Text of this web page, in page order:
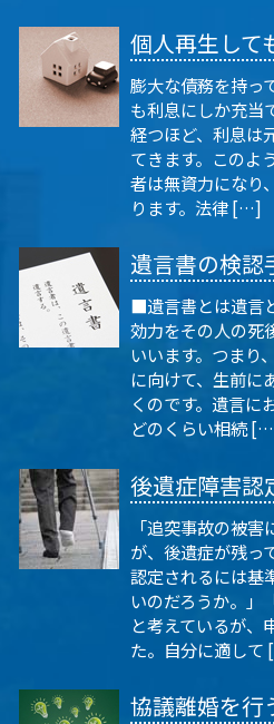
個人再生して
膨大な債務を持っ
も利息にしか充当
経つほど、利息は
てきます。このよ
者は無資力になり
ります。法律 […]
遺言書の検認
■遺言書とは遺言
効力をその人の死
いいます。つまり
に向けて、生前に
くのです。遺言に
どのくらい相続
後遺症障害認
「追突事故の被
が、後遺症が残っ
認定されるには基
いのだろうか。」
と考えているが、
た。自分に適し
協議離婚を行